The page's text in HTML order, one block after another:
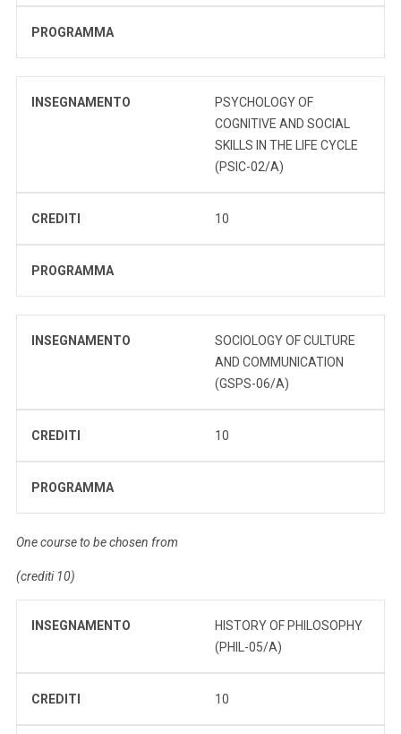
PROGRAMMA
INSEGNAMENTO
PSYCHOLOGY OF
COGNITIVE AND SOCIAL
SKILLS IN THE LIFE CYCLE
(PSIC-02/A)
CREDITI 10
PROGRAMMA
INSEGNAMENTO
SOCIOLOGY OF CULTURE
AND COMMUNICATION
(GSPS-06/A)
CREDITI 10
PROGRAMMA
One course to be chosen from
(crediti 10)
INSEGNAMENTO
HISTORY OF PHILOSOPHY
(PHIL-05/A)
CREDITI 10